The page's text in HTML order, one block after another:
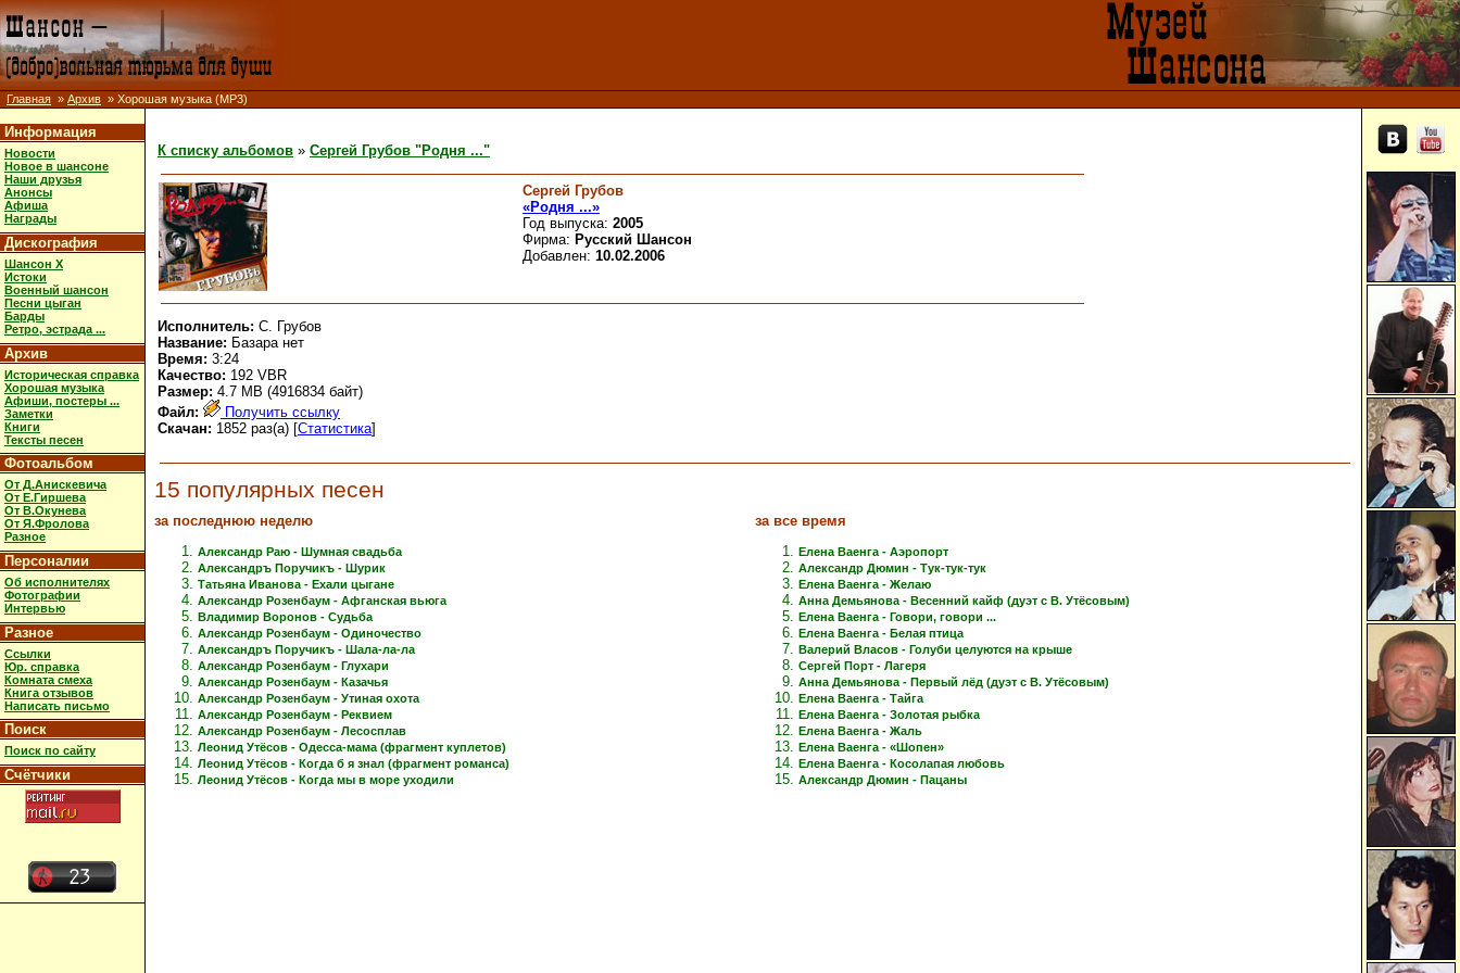
Главная » Архив » Хорошая музыка (MP3)
Информация
Новости
Новое в шансоне
Наши друзья
Анонсы
Афиша
Награды
Дискография
Шансон X
Истоки
Военный шансон
Песни цыган
Барды
Ретро, эстрада ...
Архив
Историческая справка
Хорошая музыка
Афиши, постеры ...
Заметки
Книги
Тексты песен
Фотоальбом
От Д.Анискевича
От Е.Гиршева
От В.Окунева
От Я.Фролова
Разное
Персоналии
Об исполнителях
Фотографии
Интервью
Разное
Ссылки
Юр. справка
Комната смеха
Книга отзывов
Написать письмо
Поиск
Поиск по сайту
Счётчики
К списку альбомов » Сергей Грубов "Родня ..."
Сергей Грубов
«Родня ...»
Год выпуска: 2005
Фирма: Русский Шансон
Добавлен: 10.02.2006
Исполнитель: С. Грубов
Название: Базара нет
Время: 3:24
Качество: 192 VBR
Размер: 4.7 MB (4916834 байт)
Файл:
Получить ссылку
Скачан: 1852 раз(а) [Статистика]
15 популярных песен
за последнюю неделю
Александр Раю - Шумная свадьба
Александръ Поручикъ - Шурик
Татьяна Иванова - Ехали цыгане
Александр Розенбаум - Афганская вьюга
Владимир Воронов - Судьба
Александр Розенбаум - Одиночество
Александръ Поручикъ - Шала-ла-ла
Александр Розенбаум - Глухари
Александр Розенбаум - Казачья
Александр Розенбаум - Утиная охота
Александр Розенбаум - Реквием
Александр Розенбаум - Лесосплав
Леонид Утёсов - Одесса-мама (фрагмент куплетов)
Леонид Утёсов - Когда б я знал (фрагмент романса)
Леонид Утёсов - Когда мы в море уходили
за все время
Елена Ваенга - Аэропорт
Александр Дюмин - Тук-тук-тук
Елена Ваенга - Желаю
Анна Демьянова - Весенний кайф (дуэт с В. Утёсовым)
Елена Ваенга - Говори, говори ...
Елена Ваенга - Белая птица
Валерий Власов - Голуби целуются на крыше
Сергей Порт - Лагеря
Анна Демьянова - Первый лёд (дуэт с В. Утёсовым)
Елена Ваенга - Тайга
Елена Ваенга - Золотая рыбка
Елена Ваенга - Жаль
Елена Ваенга - «Шопен»
Елена Ваенга - Косолапая любовь
Александр Дюмин - Пацаны